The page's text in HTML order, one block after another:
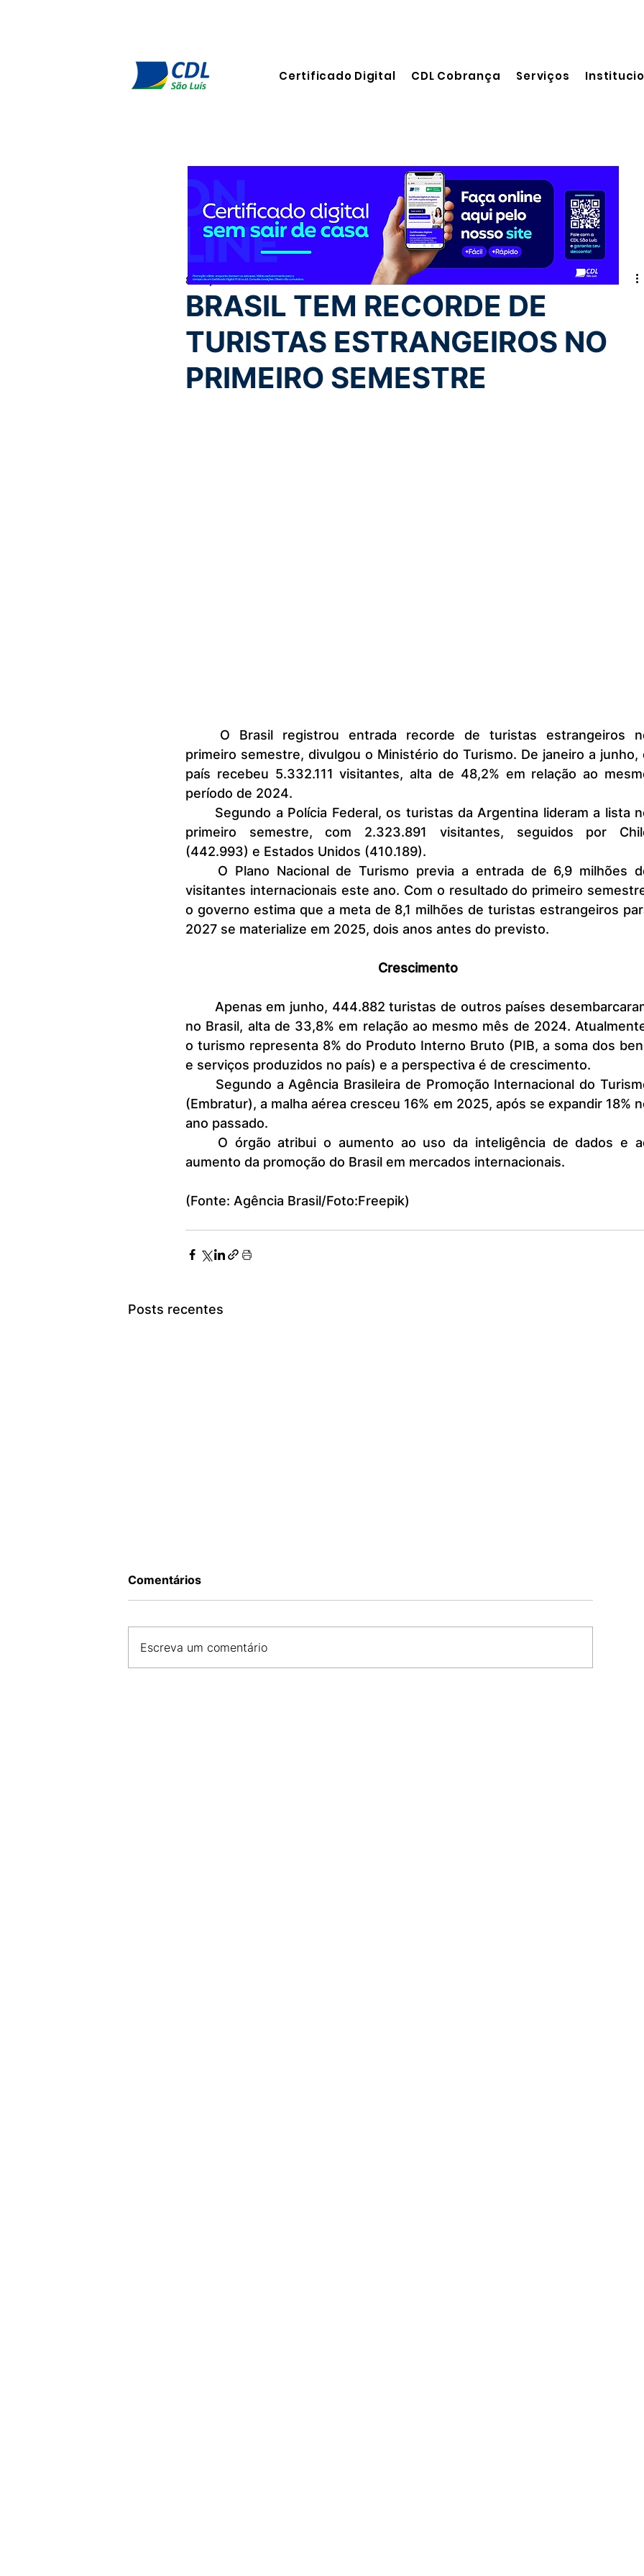
Certificado Digital CDL Cobrança Serviços
BRASIL TEM RECORDE DE
TURISTAS ESTRANGEIROS NO
PRIMEIRO SEMESTRE
8 de jul. de 2025 1 min de leitura
primeiro semestre, divulgou o Ministério do Turismo. De janeiro a junho,
país recebeu 5.332.111 visitantes, alta de 48,2% em relação ao
período de 2024.
primeiro semestre, com 2.323.891 visitantes, seguidos por
(442.993) e Estados Unidos (410.189).
visitantes internacionais este ano. Com o resultado do primeiro
o governo estima que a meta de 8,1 milhões de turistas estrangeiros
2027 se materialize em 2025, dois anos antes do previsto.
Crescimento
no Brasil, alta de 33,8% em relação ao mesmo mês de 2024.
o turismo representa 8% do Produto Interno Bruto (PIB, a soma dos
e serviços produzidos no país) e a perspectiva é de crescimento.
(Embratur), a malha aérea cresceu 16% em 2025, após se expandir 18%
ano passado.
aumento da promoção do Brasil em mercados internacionais.
(Fonte: Agência Brasil/Foto:Freepik)
Posts recentes
Comentários
Escreva um comentário